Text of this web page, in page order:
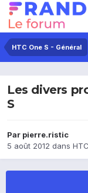
HTC One S - Général
Les divers
S
Par pierre.ristic
5 août 2012 dans